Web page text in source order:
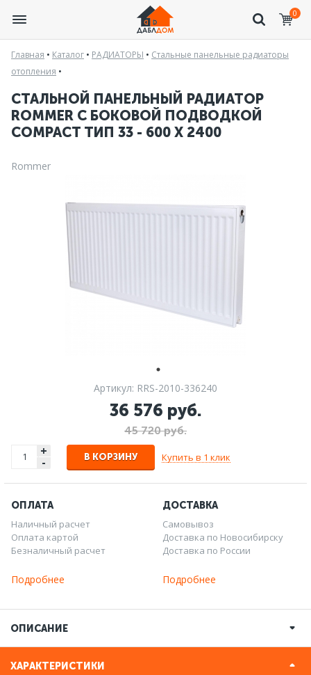
0
Главная • Каталог • РАДИАТОРЫ • Стальные панельные радиаторы
отопления •
СТАЛЬНОЙ ПАНЕЛЬНЫЙ РАДИАТОР
ROMMER С БОКОВОЙ ПОДВОДКОЙ
COMPACT ТИП 33 - 600 X 2400
Rommer
Артикул: RRS-2010-336240
36 576 руб.
45 720 руб.
+
- В КОРЗИНУ Купить в 1 клик
ОПЛАТА
Наличный расчет
Оплата картой
Безналичный расчет
Подробнее
ДОСТАВКА
Самовывоз
Доставка по Новосибирску
Доставка по России
Подробнее
ОПИСАНИЕ
ХАРАКТЕРИСТИКИ